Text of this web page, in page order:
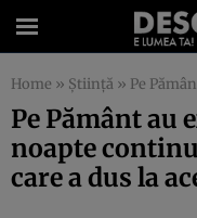
Home » Știință » Pe Pământ au
Pe Pământ au
noapte
care a dus la